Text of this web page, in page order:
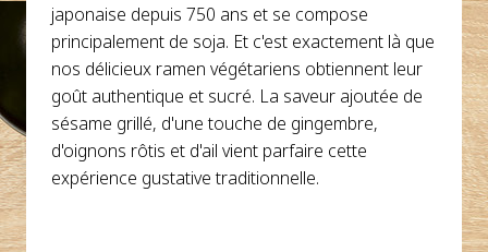
japonaise depuis 750 ans et se compose
principalement de soja. Et c'est exactement là que
nos délicieux ramen végétariens obtiennent leur
goût authentique et sucré. La saveur ajoutée de
sésame grillé, d'une touche de gingembre,
d'oignons rôtis et d'ail vient parfaire cette
expérience gustative traditionnelle.